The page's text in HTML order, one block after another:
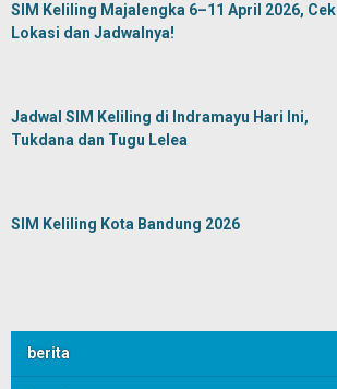
SIM Keliling Majalengka 6–11 April 2026, Cek
Lokasi dan Jadwalnya!
Jadwal SIM Keliling di Indramayu Hari Ini,
Tukdana dan Tugu Lelea
SIM Keliling Kota Bandung 2026
berita